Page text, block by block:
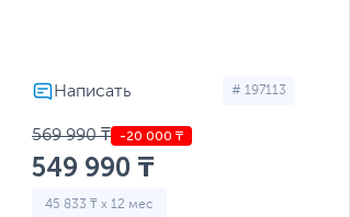
# 197113
569 990 ₸
549 990 ₸
45 833 ₸ x 12 мес